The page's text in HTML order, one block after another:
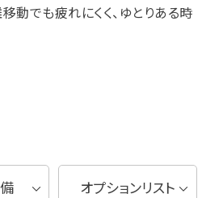
動でも疲れにくく、ゆとりある時
オプションリスト